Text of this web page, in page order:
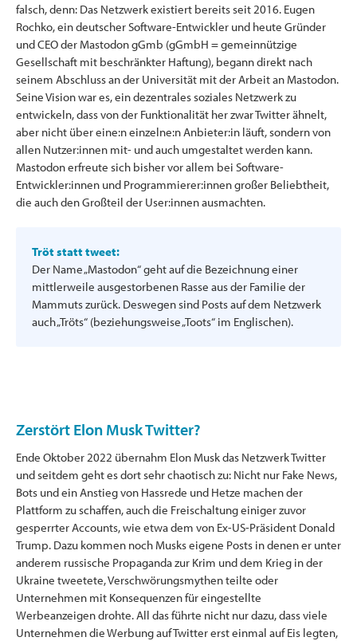
falsch, denn: Das Netzwerk existiert bereits seit 2016. Eugen
Rochko, ein deutscher Software-Entwickler und heute Gründer
und CEO der Mastodon gGmb (gGmbH = gemeinnützige
Gesellschaft mit beschränkter Haftung), begann direkt nach
seinem Abschluss an der Universität mit der Arbeit an Mastodon.
Seine Vision war es, ein dezentrales soziales Netzwerk zu
entwickeln, dass von der Funktionalität her zwar Twitter ähnelt,
aber nicht über eine:n einzelne:n Anbieter:in läuft, sondern von
allen Nutzer:innen mit- und auch umgestaltet werden kann.
Mastodon erfreute sich bisher vor allem bei Software-
Entwickler:innen und Programmierer:innen großer Beliebtheit,
die auch den Großteil der User:innen ausmachten.
Tröt statt tweet:
Der Name „Mastodon“ geht auf die Bezeichnung einer
mittlerweile ausgestorbenen Rasse aus der Familie der
Mammuts zurück. Deswegen sind Posts auf dem Netzwerk
auch „Tröts“ (beziehungsweise „Toots“ im Englischen).
Zerstört Elon Musk Twitter?
Ende Oktober 2022 übernahm Elon Musk das Netzwerk Twitter
und seitdem geht es dort sehr chaotisch zu: Nicht nur Fake News,
Bots und ein Anstieg von Hassrede und Hetze machen der
Plattform zu schaffen, auch die Freischaltung einiger zuvor
gesperrter Accounts, wie etwa dem von Ex-US-Präsident Donald
Trump. Dazu kommen noch Musks eigene Posts in denen er unter
anderem russische Propaganda zur Krim und dem Krieg in der
Ukraine tweetete, Verschwörungsmythen teilte oder
Unternehmen mit Konsequenzen für eingestellte
Werbeanzeigen drohte. All das führte nicht nur dazu, dass viele
Unternehmen die Werbung auf Twitter erst einmal auf Eis legten,